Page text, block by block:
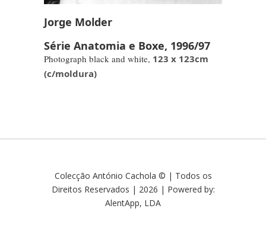
Jorge Molder
Série Anatomia e Boxe, 1996/97
Photograph black and white, 123 x 123cm
(c/moldura)
Colecção António Cachola © | Todos os
Direitos Reservados | 2026 | Powered by:
AlentApp, LDA